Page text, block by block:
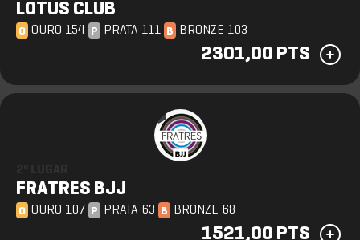
LOTUS CLUB
O OURO 154 P PRATA 111 B BRONZE 103
2301,00 PTS
FRATRES BJJ
O OURO 107 P PRATA 63 B BRONZE 68
1521,00 PTS